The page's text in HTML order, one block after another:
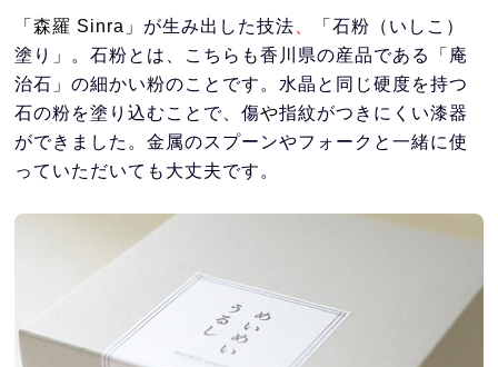
「森羅 Sinra 」 が生み出した技法
「石粉（いしこ）
塗り」。石粉とは、こちらも香川県の産品である「庵
治石」の細かい粉のことです。水晶と同じ硬度を持つ
石の粉を塗り込むことで、傷や指紋がつきにくい漆器
ができました。金属のスプーンやフォークと一緒に使
っていただいても大丈夫です。